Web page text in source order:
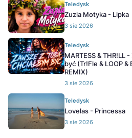
Teledysk
Zuzia Motyka - Lipka
3 sie 2026
Teledysk
MARTESS & THR!LL
być (Tr!Fle & LOOP &
REMIX)
3 sie 2026
Teledysk
Lovelas - Princessa
3 sie 2026